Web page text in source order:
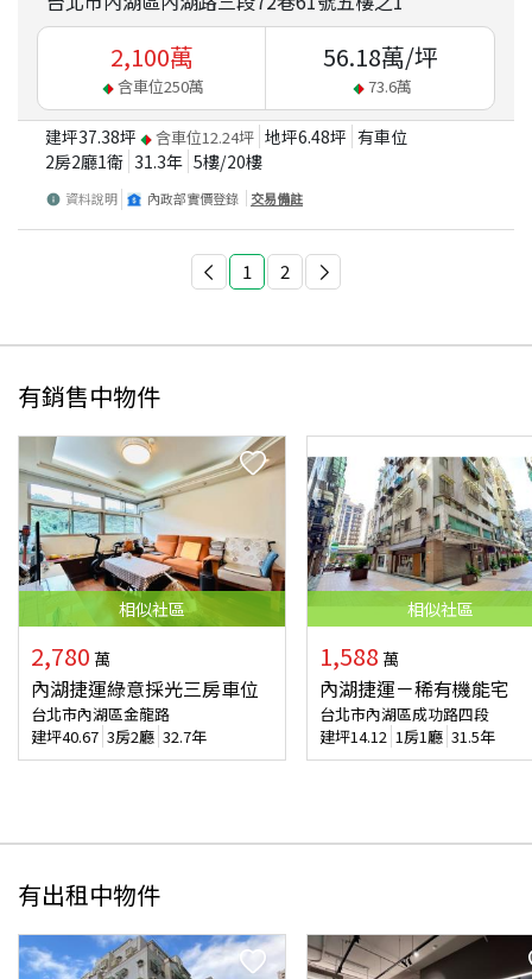
2,100萬
含車位250萬
56.18萬/坪
73.6萬
建坪37.38坪 含車位12.24坪 地坪6.48坪 有車位
2房2廳1衛 31.3年 5樓/20樓
資料說明 內政部實價登錄 交易備註
1 2
有銷售中物件
相似社區
2,780 萬
內湖捷運綠意採光三房車位
台北市內湖區金龍路
建坪40.67 3房2廳 32.7年
相似社區
1,588 萬
內湖捷運－稀有機能宅
台北市內湖區成功路四段
建坪14.12 1房1廳 31.5年
有出租中物件